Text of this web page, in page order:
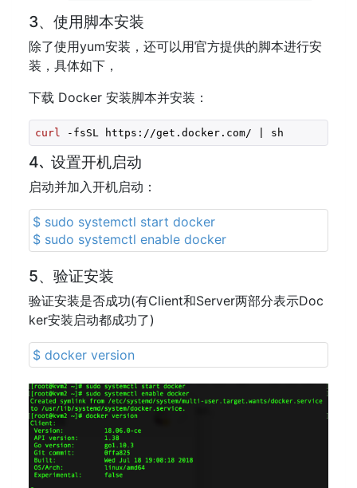
3、使用脚本安装
除了使用yum安装，还可以用官方提供的脚本进行安
装，具体如下，
下载 Docker 安装脚本并安装：
curl -fsSL https://get.docker.com/ | sh
4､ 设置开机启动
启动并加入开机启动：
$ sudo systemctl start docker
$ sudo systemctl enable docker
5、验证安装
验证安装是否成功(有Client和Server两部分表示Doc
ker安装启动都成功了)
$ docker version